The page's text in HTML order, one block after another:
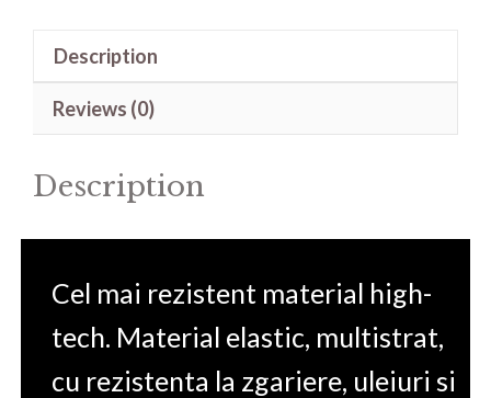
Description
Reviews (0)
Description
Cel mai rezistent material high-
tech. Material elastic, multistrat,
cu rezistenta la zgariere, uleiuri si